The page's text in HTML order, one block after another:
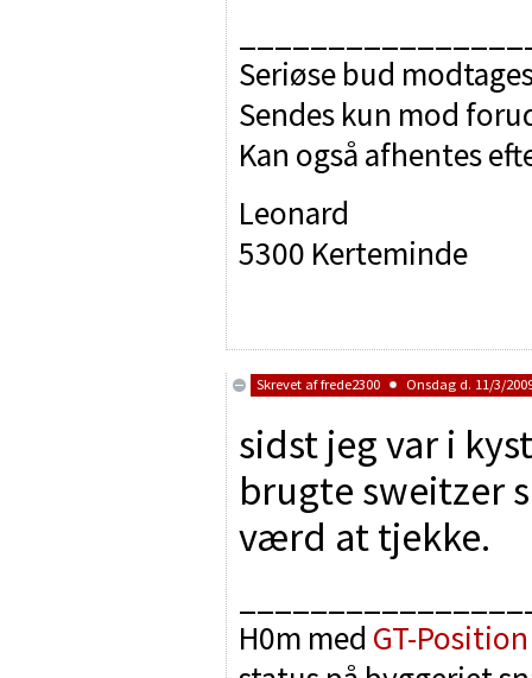
Seriøse bud
Sendes kun mod
Kan også afhentes
Leonard
5300 Kerteminde
Skrevet affrede2300 Onsdag d. 11/3/
sidst jeg var i
brugte sweitzer
værd at tjekke.
H0m med GT-Position